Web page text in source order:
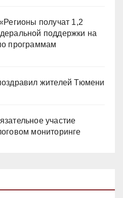
получат 1,2
поддержки на
программам
жителей Тюмени
участие
мониторинге